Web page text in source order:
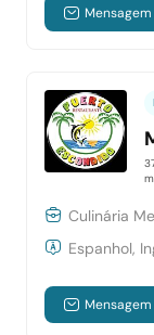
Mensagem
Culinária
Espanhol,
Mensagem